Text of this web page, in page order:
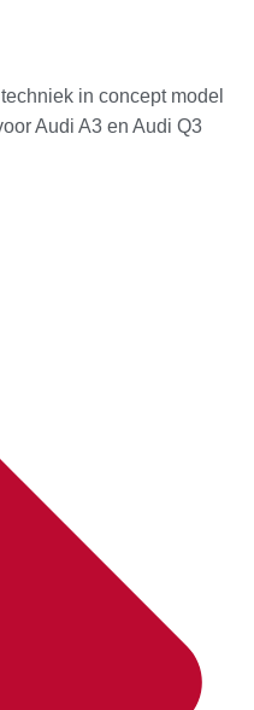
in concept model
Audi A3 en Audi Q3